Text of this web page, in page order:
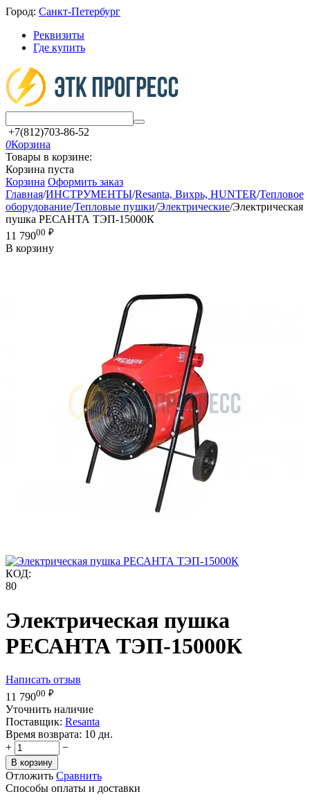
Город: Санкт-Петербург
Реквизиты
Где купить
+7(812)703-86-52
0Корзина
Товары в корзине:
Корзина пуста
Корзина Оформить заказ
Главная/ИНСТРУМЕНТЫ/Resanta, Вихрь, HUNTER/Тепловое
оборудование/Тепловые пушки/Электрические/Электрическая
пушка РЕСАНТА ТЭП-15000К
11 79000 ₽
В корзину
КОД:
80
Электрическая пушка
РЕСАНТА ТЭП-15000К
Написать отзыв
11 79000 ₽
Уточнить наличие
Поставщик: Resanta
Время возврата: 10 дн.
+
−
В корзину
Отложить Сравнить
Способы оплаты и доставки